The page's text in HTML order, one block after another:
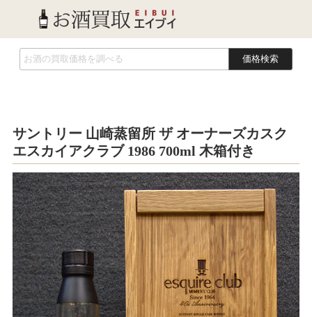
価格検索
サントリー 山崎蒸留所 ザ オーナーズカスク
エスカイアクラブ 1986 700ml 木箱付き